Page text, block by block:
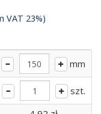
VAT 23%)
mm
szt.